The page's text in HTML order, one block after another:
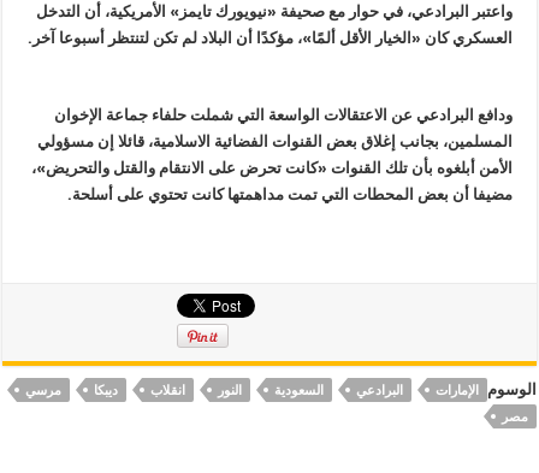
واعتبر البرادعي، في حوار مع صحيفة «نيويورك تايمز» الأمريكية، أن التدخل
العسكري كان «الخيار الأقل ألمًا»، مؤكدًا أن البلاد لم تكن لتنتظر أسبوعا آخر.
ودافع البرادعي عن الاعتقالات الواسعة التي شملت حلفاء جماعة الإخوان
المسلمين، بجانب إغلاق بعض القنوات الفضائية الاسلامية، قائلا إن مسؤولي
الأمن أبلغوه بأن تلك القنوات «كانت تحرض على الانتقام والقتل والتحريض»،
مضيفا أن بعض المحطات التي تمت مداهمتها كانت تحتوي على أسلحة.
الوسوم الإمارات البرادعي السعودية النور انقلاب ديبكا
مرسي
مصر